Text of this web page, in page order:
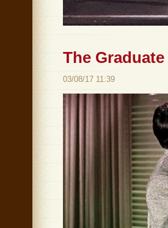
The Graduate
03/08/17 11:39